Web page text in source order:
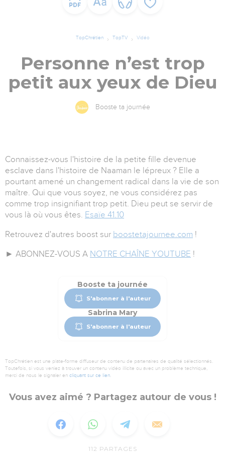
TopChrétien TopTV Vidéo
Personne n’est trop
petit aux yeux de Dieu
Booste ta journée
Connaissez-vous l'histoire de la petite fille devenue
esclave dans l'histoire de Naaman le lépreux ? Elle a
pourtant amené un changement radical dans la vie de son
maître. Qui que vous soyez, ne vous considérez pas
comme trop insignifiant trop petit. Dieu peut se servir de
vous là où vous êtes. Esaïe 41.10
Retrouvez d'autres boost sur boostetajournee.com !
► ABONNEZ-VOUS A NOTRE CHAÎNE YOUTUBE !
Booste ta journée
S'abonner à l'auteur
Sabrina Mary
S'abonner à l'auteur
TopChrétien est une plate-forme diffuseur de contenu de partenaires de qualité sélectionnés.
Toutefois, si vous veniez à trouver un contenu vidéo illicite ou avec un problème technique,
merci de nous le signaler en cliquant sur ce lien.
Vous avez aimé ? Partagez autour de vous !
112 PARTAGES